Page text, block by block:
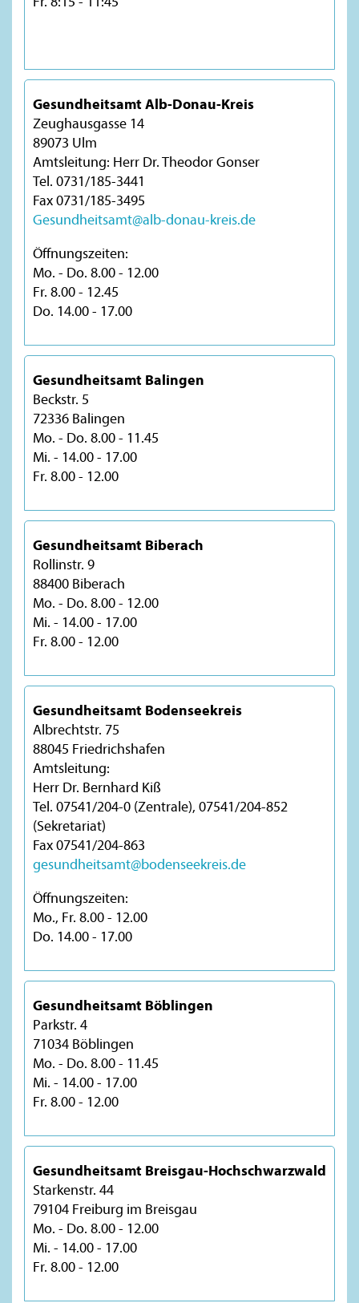
Gesundheitsamt Alb-Donau-Kreis
Zeughausgasse 14
89073 Ulm
Amtsleitung: Herr Dr. Theodor Gonser
Tel. 0731/185-3441
Fax 0731/185-3495
Gesundheitsamt@alb-donau-kreis.de
Öffnungszeiten:
Mo. - Do. 8.00 - 12.00
Fr. 8.00 - 12.45
Do. 14.00 - 17.00
Gesundheitsamt Balingen
Beckstr. 5
72336 Balingen
Mo. - Do. 8.00 - 11.45
Mi. - 14.00 - 17.00
Fr. 8.00 - 12.00
Gesundheitsamt Biberach
Rollinstr. 9
88400 Biberach
Mo. - Do. 8.00 - 12.00
Mi. - 14.00 - 17.00
Fr. 8.00 - 12.00
Gesundheitsamt Bodenseekreis
Albrechtstr. 75
88045 Friedrichshafen
Amtsleitung:
Herr Dr. Bernhard Kiß
Tel. 07541/204-0 (Zentrale), 07541/204-852
(Sekretariat)
Fax 07541/204-863
gesundheitsamt@bodenseekreis.de
Öffnungszeiten:
Mo., Fr. 8.00 - 12.00
Do. 14.00 - 17.00
Gesundheitsamt Böblingen
Parkstr. 4
71034 Böblingen
Mo. - Do. 8.00 - 11.45
Mi. - 14.00 - 17.00
Fr. 8.00 - 12.00
Gesundheitsamt Breisgau-Hochschwarzwald
Starkenstr. 44
79104 Freiburg im Breisgau
Mo. - Do. 8.00 - 12.00
Mi. - 14.00 - 17.00
Fr. 8.00 - 12.00